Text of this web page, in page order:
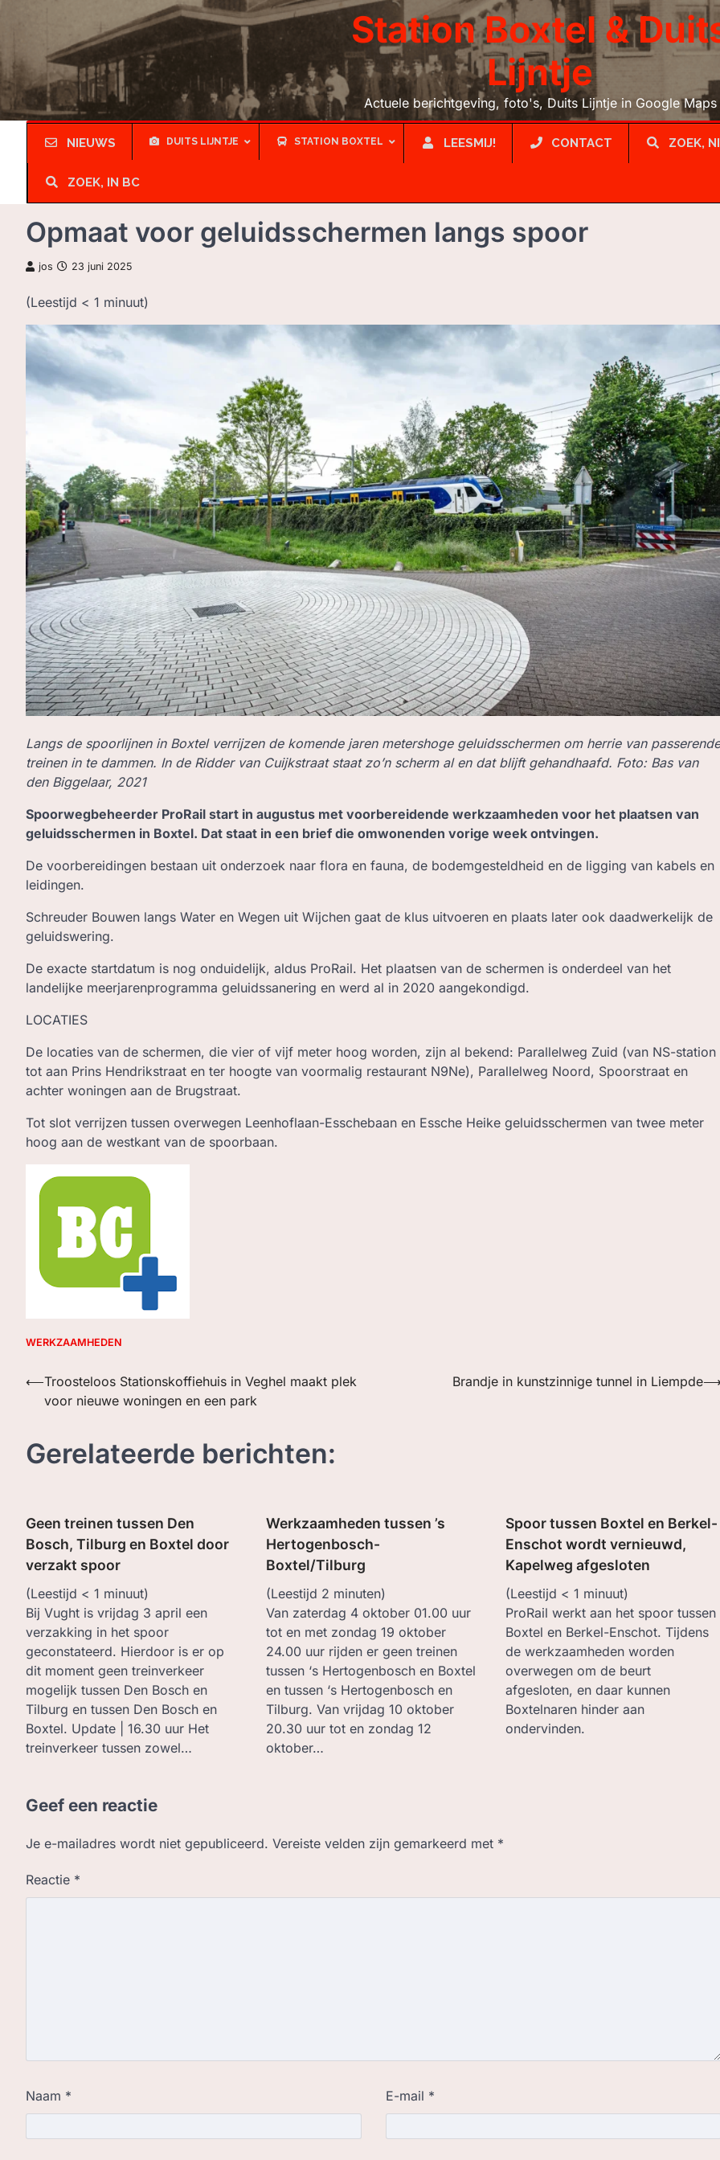
Station Boxtel &
Lijntje
Actuele berichtgeving, foto's, Duits Lijntje in Google Maps
NIEUWS DUITS LIJNTJE STATION BOXTEL LEESMIJ! CONTACT ZOEK,
ZOEK, IN BC
Opmaat voor geluidsschermen langs spoor
jos 23 juni 2025
(Leestijd < 1 minuut)
Langs de spoorlijnen in Boxtel verrijzen de komende jaren metershoge geluidsschermen om herrie van passerende
treinen in te dammen. In de Ridder van Cuijkstraat staat zo’n scherm al en dat blijft gehandhaafd. Foto: Bas van
den Biggelaar, 2021
Spoorwegbeheerder ProRail start in augustus met voorbereidende werkzaamheden voor het plaatsen van
geluidsschermen in Boxtel. Dat staat in een brief die omwonenden vorige week ontvingen.
De voorbereidingen bestaan uit onderzoek naar flora en fauna, de bodemgesteldheid en de ligging van kabels en
leidingen.
Schreuder Bouwen langs Water en Wegen uit Wijchen gaat de klus uitvoeren en plaats later ook daadwerkelijk de
geluidswering.
De exacte startdatum is nog onduidelijk, aldus ProRail. Het plaatsen van de schermen is onderdeel van het
landelijke meerjarenprogramma geluidssanering en werd al in 2020 aangekondigd.
LOCATIES
De locaties van de schermen, die vier of vijf meter hoog worden, zijn al bekend: Parallelweg Zuid (van NS-station
tot aan Prins Hendrikstraat en ter hoogte van voormalig restaurant N9Ne), Parallelweg Noord, Spoorstraat en
achter woningen aan de Brugstraat.
Tot slot verrijzen tussen overwegen Leenhoflaan-Esschebaan en Essche Heike geluidsschermen van twee meter
hoog aan de westkant van de spoorbaan.
WERKZAAMHEDEN
Bericht
navigatie
⟵Troosteloos Stationskoffiehuis in Veghel maakt plek
voor nieuwe woningen en een park
Brandje in kunstzinnige tunnel in Liempde
Gerelateerde berichten:
Geen treinen tussen Den
Bosch, Tilburg en Boxtel door
verzakt spoor
(Leestijd < 1 minuut)
Bij Vught is vrijdag 3 april een
verzakking in het spoor
geconstateerd. Hierdoor is er op
dit moment geen treinverkeer
mogelijk tussen Den Bosch en
Tilburg en tussen Den Bosch en
Boxtel. Update | 16.30 uur Het
treinverkeer tussen zowel…
Werkzaamheden tussen ’s
Hertogenbosch-
Boxtel/Tilburg
(Leestijd 2 minuten)
Van zaterdag 4 oktober 01.00 uur
tot en met zondag 19 oktober
24.00 uur rijden er geen treinen
tussen ‘s Hertogenbosch en Boxtel
en tussen ‘s Hertogenbosch en
Tilburg. Van vrijdag 10 oktober
20.30 uur tot en zondag 12
oktober…
Spoor tussen Boxtel en Berkel-
Enschot wordt vernieuwd,
Kapelweg afgesloten
(Leestijd < 1 minuut)
ProRail werkt aan het spoor tussen
Boxtel en Berkel-Enschot. Tijdens
de werkzaamheden worden
overwegen om de beurt
afgesloten, en daar kunnen
Boxtelnaren hinder aan
ondervinden.
Geef een reactie
Je e-mailadres wordt niet gepubliceerd. Vereiste velden zijn gemarkeerd met *
Reactie *
Naam * E-mail *